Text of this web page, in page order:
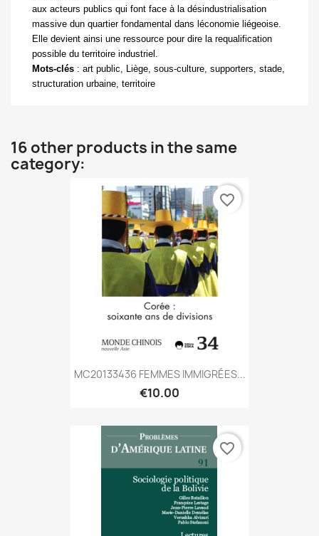
aux acteurs publics qui font face à la désindustrialisation
massive dun quartier fondamental dans léconomie liégeoise.
Elle devient ainsi une ressource pour dire la requalification
possible du territoire industriel.
Mots-clés : art public, Liège, sous-culture, supporters, stade,
structuration urbaine, territoire
16 other products in the same
category:
MC20133436 FEMMES IMMIGRÉES...
€10.00
favorite_border
favorite_border